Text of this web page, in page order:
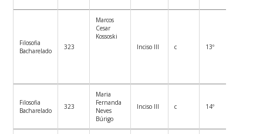
Filosofia
Bacharelado
323
Marcos
Cesar
Kossoski
Inciso III
c 13º
Filosofia
Bacharelado
323
Maria
Fernanda
Neves
Búrigo
Inciso III c 14º